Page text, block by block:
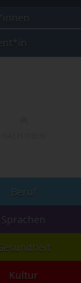
Beruf
Sprachen
Kultur